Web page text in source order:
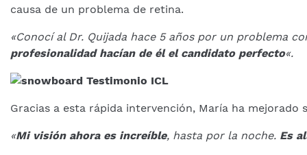
causa de un problema de retina.
«Conocí al Dr. Quijada hace 5 años por un problema
profesionalidad hacían de él el candidato perfecto«.
Gracias a esta rápida intervención, María ha
«Mi visión ahora es increíble, hasta por la noche. Es